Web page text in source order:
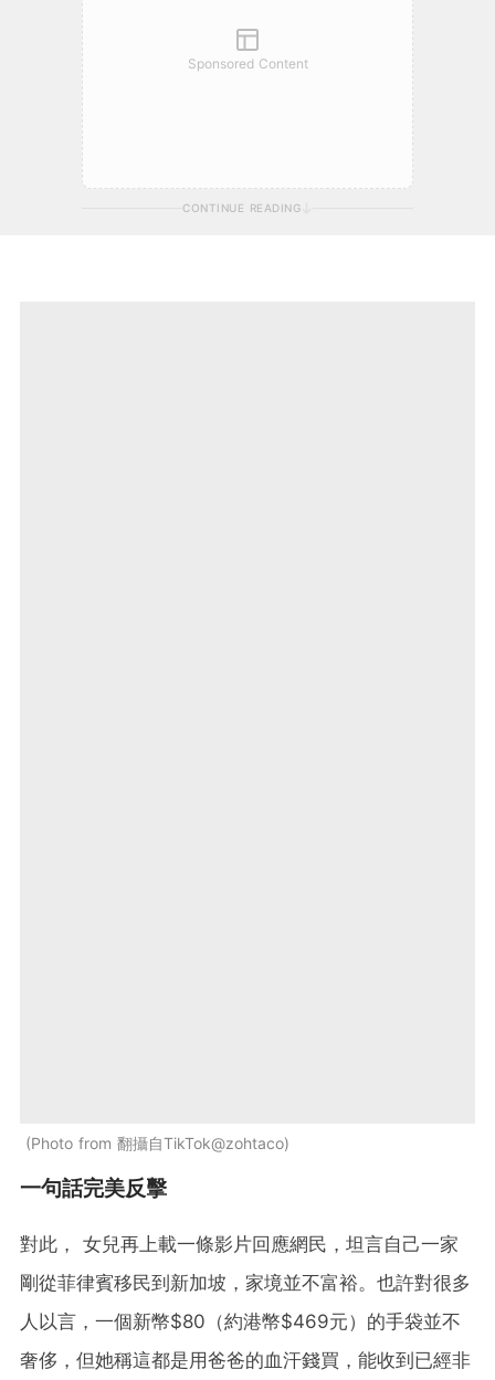
Sponsored Content
CONTINUE READING
Photo from 翻攝自TikTok@zohtaco
一句話完美反擊
對此， 女兒再上載一條影片回應網民，坦言自己一家
剛從菲律賓移民到新加坡，家境並不富裕。也許對很多
人以言，一個新幣$80（約港幣$469元）的手袋並不
奢侈，但她稱這都是用爸爸的血汗錢買，能收到已經非